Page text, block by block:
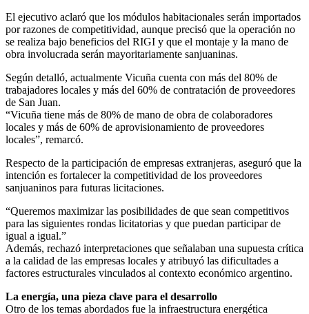
El ejecutivo aclaró que los módulos habitacionales serán importados
por razones de competitividad, aunque precisó que la operación no
se realiza bajo beneficios del RIGI y que el montaje y la mano de
obra involucrada serán mayoritariamente sanjuaninas.
Según detalló, actualmente Vicuña cuenta con más del 80% de
trabajadores locales y más del 60% de contratación de proveedores
de San Juan.
“Vicuña tiene más de 80% de mano de obra de colaboradores
locales y más de 60% de aprovisionamiento de proveedores
locales”, remarcó.
Respecto de la participación de empresas extranjeras, aseguró que la
intención es fortalecer la competitividad de los proveedores
sanjuaninos para futuras licitaciones.
“Queremos maximizar las posibilidades de que sean competitivos
para las siguientes rondas licitatorias y que puedan participar de
igual a igual.”
Además, rechazó interpretaciones que señalaban una supuesta crítica
a la calidad de las empresas locales y atribuyó las dificultades a
factores estructurales vinculados al contexto económico argentino.
La energía, una pieza clave para el desarrollo
Otro de los temas abordados fue la infraestructura energética